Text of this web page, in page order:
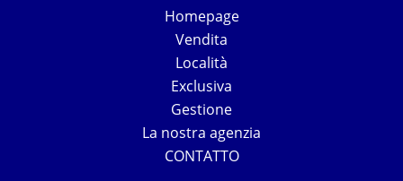
Homepage
Vendita
Località
Exclusiva
Gestione
La nostra agenzia
CONTATTO